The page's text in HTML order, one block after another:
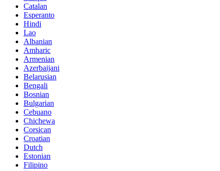
Catalan
Esperanto
Hindi
Lao
Albanian
Amharic
Armenian
Azerbaijani
Belarusian
Bengali
Bosnian
Bulgarian
Cebuano
Chichewa
Corsican
Croatian
Dutch
Estonian
Filipino